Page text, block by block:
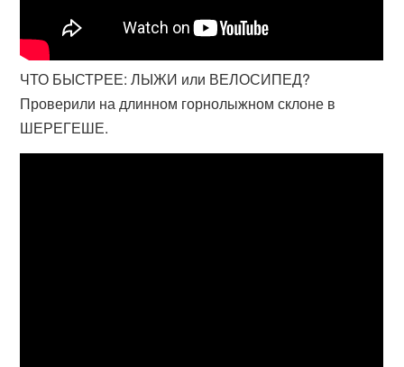
ЧТО БЫСТРЕЕ: ЛЫЖИ или ВЕЛОСИПЕД?
Проверили на длинном горнолыжном склоне в
ШЕРЕГЕШЕ.